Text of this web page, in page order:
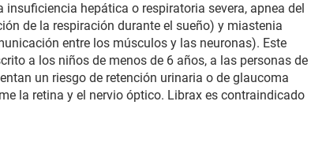
hepática o respiratoria severa, apnea del
de la respiración durante el sueño) y miastenia
entre los músculos y las neuronas). Este
a los niños de menos de 6 años, a las personas de
un riesgo de retención urinaria o de glaucoma
la retina y el nervio óptico. Librax es contraindicado